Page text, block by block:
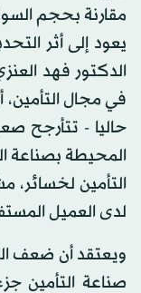
مقارنة بحجم
يعود إلى أثر
الدكتور فهد
في مجال التأمين،
حاليا - تتأرجح
المحيطة بصناعة
التأمين لخسائر،
لدى العميل
ويعتقد أن ضعف
صناعة التأمين